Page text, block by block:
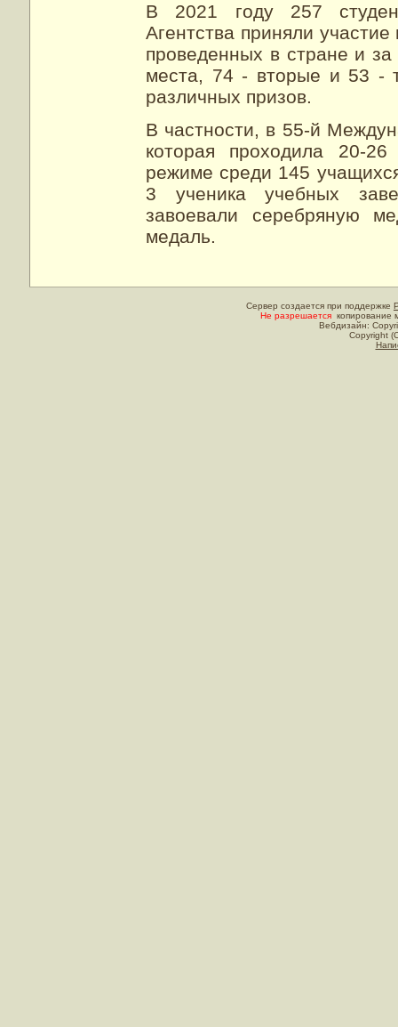
В 2021 году 257
Агентства приняли
проведенных в стране и
места, 74 - вторые и 53 -
различных призов.
В частности, в 55-й
которая проходила 20-
режиме среди 145
3 ученика учебных
завоевали серебряную
медаль.
Сервер создается при поддержке
Не разрешается копирование
Вебдизайн:
Copyright